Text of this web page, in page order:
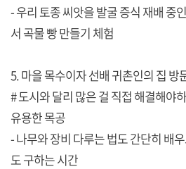
- 우리 토종 씨앗을 발굴 증식 재배 중
서 곡물 빵 만들기 체험
5. 마을 목수이자 선배 귀촌인의 집 방
# 도시와 달리 많은 걸 직접 해결해야
유용한 목공
- 나무와 장비 다루는 법도 간단히 배
도 구하는 시간